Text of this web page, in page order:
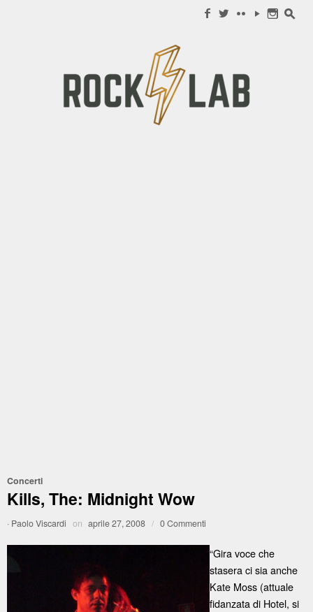
f w c y n s
Concerti
Kills, The: Midnight Wow
· Paolo Viscardi on aprile 27, 2008 / 0 Commenti
“Gira voce che
stasera ci sia anche
Kate Moss (attuale
fidanzata di Hotel, si